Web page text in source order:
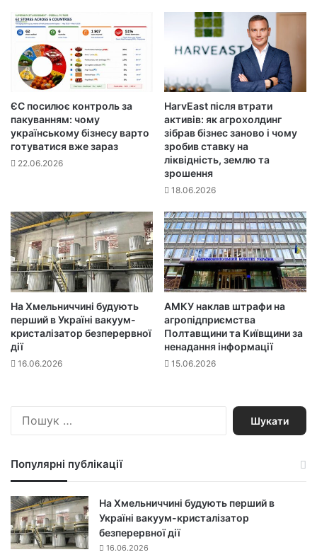
ЄС посилює контроль за
пакуванням: чому
українському бізнесу варто
готуватися вже зараз
22.06.2026
HarvEast після втрати
активів: як агрохолдинг
зібрав бізнес заново і чому
зробив ставку на
ліквідність, землю та
зрошення
18.06.2026
На Хмельниччині будують
перший в Україні вакуум-
кристалізатор безперервної
дії
16.06.2026
АМКУ наклав штрафи на
агропідприємства
Полтавщини та Київщини за
ненадання інформації
15.06.2026
П
Популярні публікації
На Хмельниччині будують перший в
Україні вакуум-кристалізатор
безперервної дії
16.06.2026